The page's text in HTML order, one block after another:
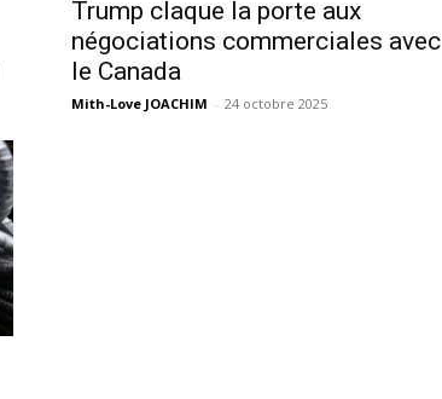
Trump claque la porte aux
négociations commerciales avec
le Canada
Mith-Love JOACHIM - 24 octobre 2025